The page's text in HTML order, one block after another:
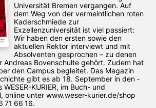
Universität Bremen vergangen. Auf
dem Weg von der vermeintlichen roten
Kaderschmiede zur
Exzellenzuniversität ist viel passiert:
Wir haben den ersten sowie den
aktuellen Rektor interviewt und mit
Absolventen gesprochen – zu denen
Andreas Bovenschulte gehört. Zudem hat
den Campus begleitet. Das Magazin
gibt es ab 18. September in den
­KURIER, im Buch- und
online unter www.weser-kurier.de/shop
71 66 16.